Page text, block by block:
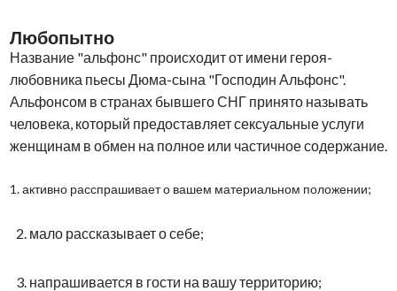
Любопытно
Название "альфонс" происходит от имени героя-
любовника пьесы Дюма-сына "Господин Альфонс".
Альфонсом в странах бывшего СНГ принято называть
человека, который предоставляет сексуальные услуги
женщинам в обмен на полное или частичное содержание.
1.активно расспрашивает о вашем материальном положении;
2. мало рассказывает о себе;
3. напрашивается в гости на вашу территорию;